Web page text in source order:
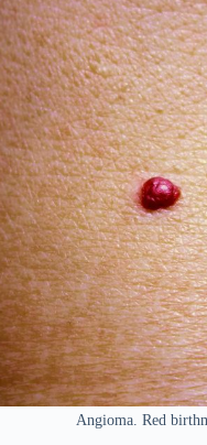
Angioma. Red